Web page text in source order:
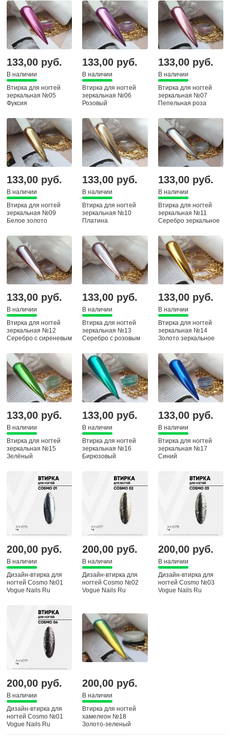
133,00 руб.
В наличии
Втирка для ногтей
зеркальная №05
Фуксия
133,00 руб.
В наличии
Втирка для ногтей
зеркальная №06
Розовый
133,00 руб.
В наличии
Втирка для ногтей
зеркальная №07
Пепельная роза
133,00 руб.
В наличии
Втирка для ногтей
зеркальная №09
Белое золото
133,00 руб.
В наличии
Втирка для ногтей
зеркальная №10
Платина
133,00 руб.
В наличии
Втирка для ногтей
зеркальная №11
Серебро зеркальное
133,00 руб.
В наличии
Втирка для ногтей
зеркальная №12
Серебро с сиреневым
133,00 руб.
В наличии
Втирка для ногтей
зеркальная №13
Серебро с розовым
133,00 руб.
В наличии
Втирка для ногтей
зеркальная №14
Золото зеркальное
133,00 руб.
В наличии
Втирка для ногтей
зеркальная №15
Зелёный
133,00 руб.
В наличии
Втирка для ногтей
зеркальная №16
Бирюзовый
133,00 руб.
В наличии
Втирка для ногтей
зеркальная №17
Синий
200,00 руб.
В наличии
Дизайн-втирка для
ногтей Cosmo №01
Vogue Nails Ru
200,00 руб.
В наличии
Дизайн-втирка для
ногтей Cosmo №02
Vogue Nails Ru
200,00 руб.
В наличии
Дизайн-втирка для
ногтей Cosmo №03
Vogue Nails Ru
200,00 руб.
В наличии
Дизайн-втирка для
ногтей Cosmo №01
Vogue Nails Ru
200,00 руб.
В наличии
Втирка для ногтей
хамелеон №18
Золото-зеленый